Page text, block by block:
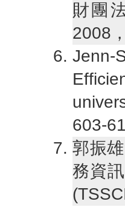
財團
2008
603-
郭振
務資